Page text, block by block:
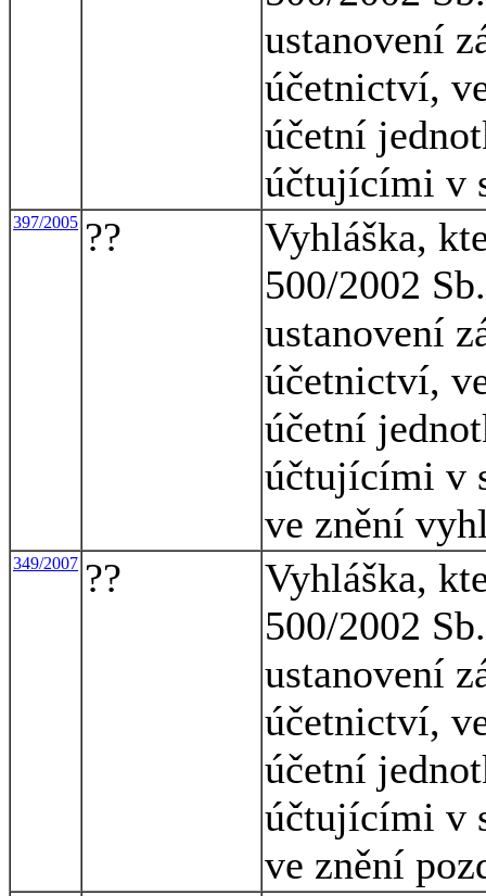
ustanovení
účetnictví,
účetní
účtujícími v
397/2005 ??
Vyhláška,
500/2002
ustanovení
účetnictví,
účetní
účtujícími v
ve znění
349/2007 ??
Vyhláška,
500/2002
ustanovení
účetnictví,
účetní
účtujícími v
ve znění